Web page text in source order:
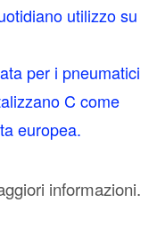
utilizzo su
per i pneumatici
C come
europea.
informazioni.